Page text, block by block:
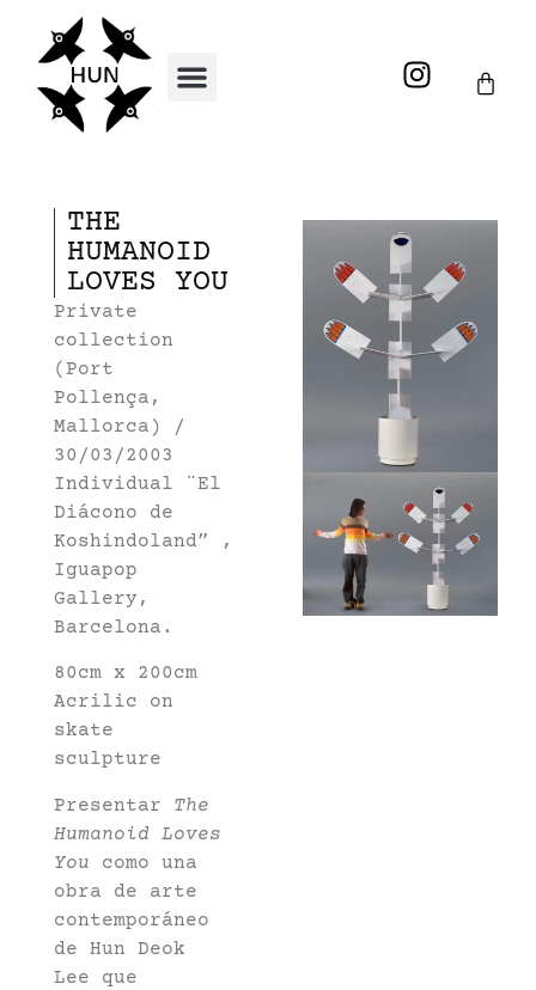
THE
HUMANOID
LOVES YOU
Private
collection
(Port
Pollença,
Mallorca) /
30/03/2003
Individual ¨El
Diácono de
Koshindoland” ,
Iguapop
Gallery,
Barcelona.
80cm x 200cm
Acrilic on
skate
sculpture
Presentar The
Humanoid Loves
You como una
obra de arte
contemporáneo
de Hun Deok
Lee que